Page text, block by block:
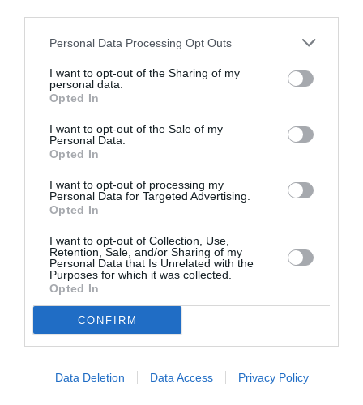
Personal Data Processing Opt Outs
I want to opt-out of the Sharing of my
personal data.
Opted In
I want to opt-out of the Sale of my
Personal Data.
Opted In
I want to opt-out of processing my
Personal Data for Targeted Advertising.
Opted In
I want to opt-out of Collection, Use,
Retention, Sale, and/or Sharing of my
Personal Data that Is Unrelated with the
Purposes for which it was collected.
Opted In
CONFIRM
Data Deletion Data Access Privacy Policy
instituției ambasadei și a oficiilor consulare către
cetățeni și în slujba interesului lor și a făcut apel la
un dialog constructiv, bazat pe încredere și respect
reciproc, și la unitate.
“Comunicarea poate să determine respectul de sine al
comunităţii şi să educe la o cultură a solidarității.
Unitatea noastră este fundamentală, într-o lume
supusă unor provocări extreme și în care dorința de
armele utilizate.
În ultimul deceniu, o parte din aceste semințe ale
dezbinării au fost sădite și în sânul statelor
democratice prin intermediul rețelelor sociale, adesea